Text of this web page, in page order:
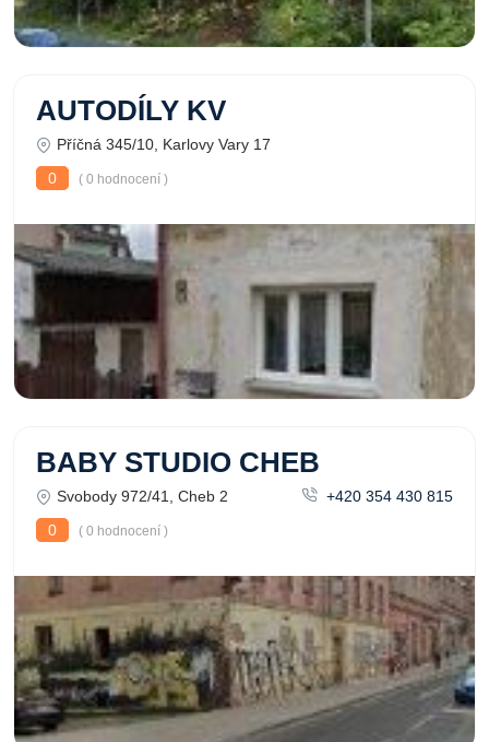
AUTODÍLY KV
Příčná 345/10, Karlovy Vary 17
0
( 0 hodnocení )
BABY STUDIO CHEB
Svobody 972/41, Cheb 2
+420 354 430 815
0
( 0 hodnocení )